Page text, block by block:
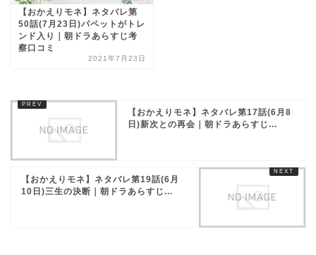
【おかえりモネ】ネタバレ第
50話(7月23日)パペットがトレ
ンド入り｜朝ドラあらすじ考
察口コミ
2021年7月23日
【おかえりモネ】ネタバレ第17話(6月8
日)新次との再会｜朝ドラあらすじ...
【おかえりモネ】ネタバレ第19話(6月
10日)三生の決断｜朝ドラあらすじ...